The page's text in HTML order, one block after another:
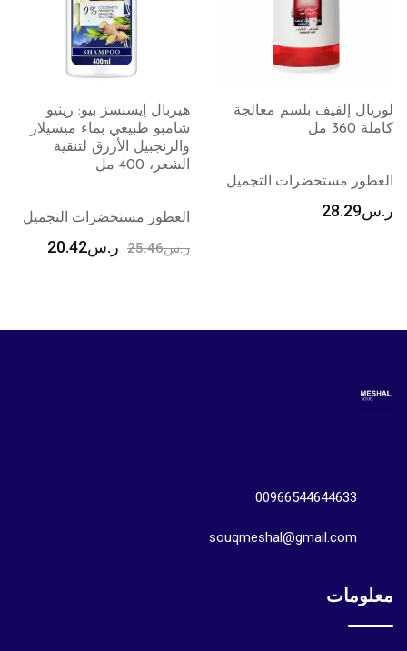
هيربال إيسنسز بيو: رينيو
شامبو طبيعي بماء ميسيلار
العطور مستحضرات التجميل
للشعر التالف 600 مل
ر.س ر.س14.64
00966544644633
souqmeshal@gmail.com
معلومات